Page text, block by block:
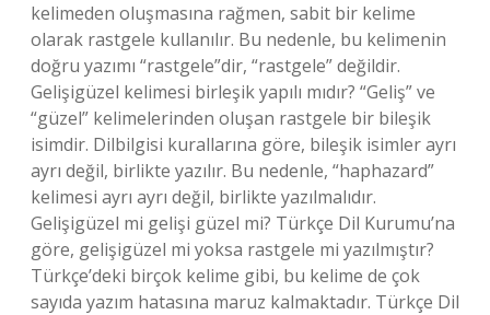
kelimeden oluşmasına rağmen, sabit bir kelime
olarak rastgele kullanılır. Bu nedenle, bu kelimenin
doğru yazımı “rastgele”dir, “rastgele” değildir.
Gelişigüzel kelimesi birleşik yapılı mıdır? “Geliş” ve
“güzel” kelimelerinden oluşan rastgele bir bileşik
isimdir. Dilbilgisi kurallarına göre, bileşik isimler ayrı
ayrı değil, birlikte yazılır. Bu nedenle, “haphazard”
kelimesi ayrı ayrı değil, birlikte yazılmalıdır.
Gelişigüzel mi gelişi güzel mi? Türkçe Dil Kurumu’na
göre, gelişigüzel mi yoksa rastgele mi yazılmıştır?
Türkçe’deki birçok kelime gibi, bu kelime de çok
sayıda yazım hatasına maruz kalmaktadır. Türkçe Dil